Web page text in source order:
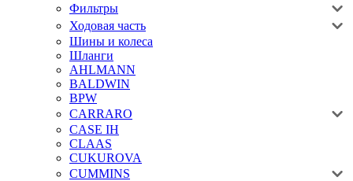
Фильтры
Ходовая часть
Шины и колеса
Шланги
AHLMANN
BALDWIN
BPW
CARRARO
CASE IH
CLAAS
CUKUROVA
CUMMINS